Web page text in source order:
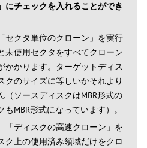
にチェックを入れることができ
セクタ単位のクローン」を実行
未使用セクタをすべてクローン
かかります。ターゲットディス
クのサイズに等しいかそれより
（ソースディスクはMBR形式の
MBR形式になっています）。
「ディスクの高速クローン」を
ク上の使用済み領域だけをクロ